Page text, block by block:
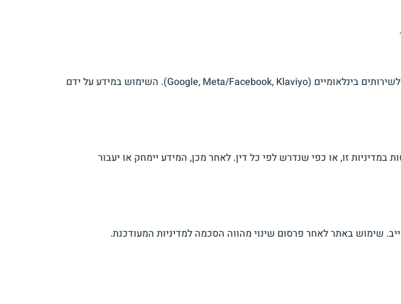
המידע נאגר ונשמר בשרתים מאובטחים. בנוסף, חלק מהמידע עשוי להישלח או להיות נגיש לשירותים בינלאומיים (Google, Meta/Facebook, Klaviyo). השימוש במידע על ידם
זו, או כפי שנדרש לפי כל דין. לאחר מכן, המידע יימחק או יעבור
שימוש באתר לאחר פרסום שינוי מהווה הסכמה למדיניות המעודכנת.